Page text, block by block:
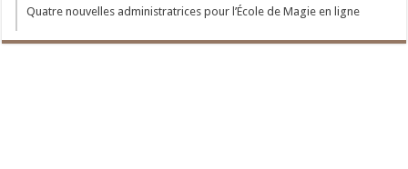
Quatre nouvelles administratrices pour l’École de Magie en ligne